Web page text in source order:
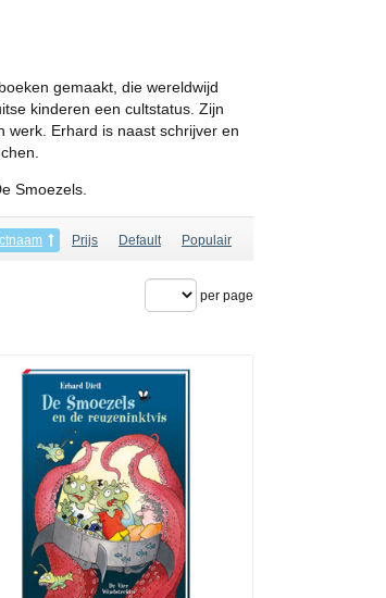
gemaakt, die wereldwijd
kinderen een cultstatus. Zijn
werk. Erhard is naast schrijver en
Smoezels.
Prijs Default Populair
per page